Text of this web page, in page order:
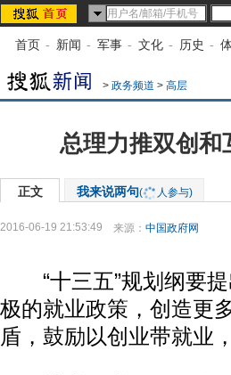
首页 - 新闻 - 军事 - 文化 - 历史 -
> 政务频道 > 高层
总理力推双创和
正文 我来说两句( 人参与)
2016-06-19 21:53:49 来源： 中国政府网
“十三五”规划纲要提
极的就业政策，创造更
盾，鼓励以创业带就业